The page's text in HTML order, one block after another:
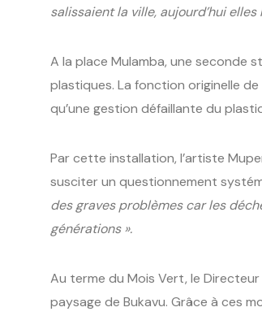
salissaient la ville, aujourd’hui
A la place Mulamba, une seconde
plastiques. La fonction originelle
qu’une gestion défaillante du
Par cette installation, l’artiste
susciter un questionnement
des graves problèmes car les
générations ».
Au terme du Mois Vert, le
paysage de Bukavu. Grâce à ces